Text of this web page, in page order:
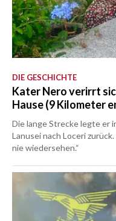
DIE GESCHICHTE
Kater Nero verirrt
Hause (9 Kilometer
Die lange Strecke legte er
Lanusei nach Loceri
nie wiedersehen.“